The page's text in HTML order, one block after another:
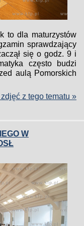
to dla maturzystów
sprawdzający
się o godz. 9 i
często budzi
aulą Pomorskich
z tego tematu »
W